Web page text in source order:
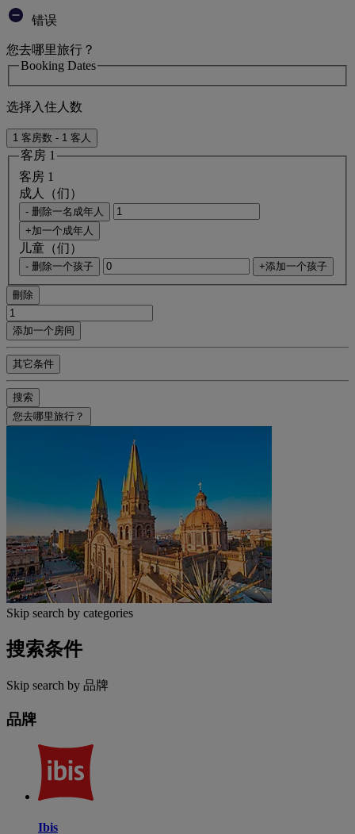
错误
您去哪里旅行？
Booking Dates
选择入住人数
1 客房数 - 1 客人
客房 1
客房 1
成人（们）
- 删除一名成年人
+加一个成年人
儿童（们）
- 删除一个孩子 +添加一个孩子
刪除
添加一个房间
其它条件
搜索
您去哪里旅行？
Skip search by categories
搜索条件
Skip search by 品牌
品牌
Ibis